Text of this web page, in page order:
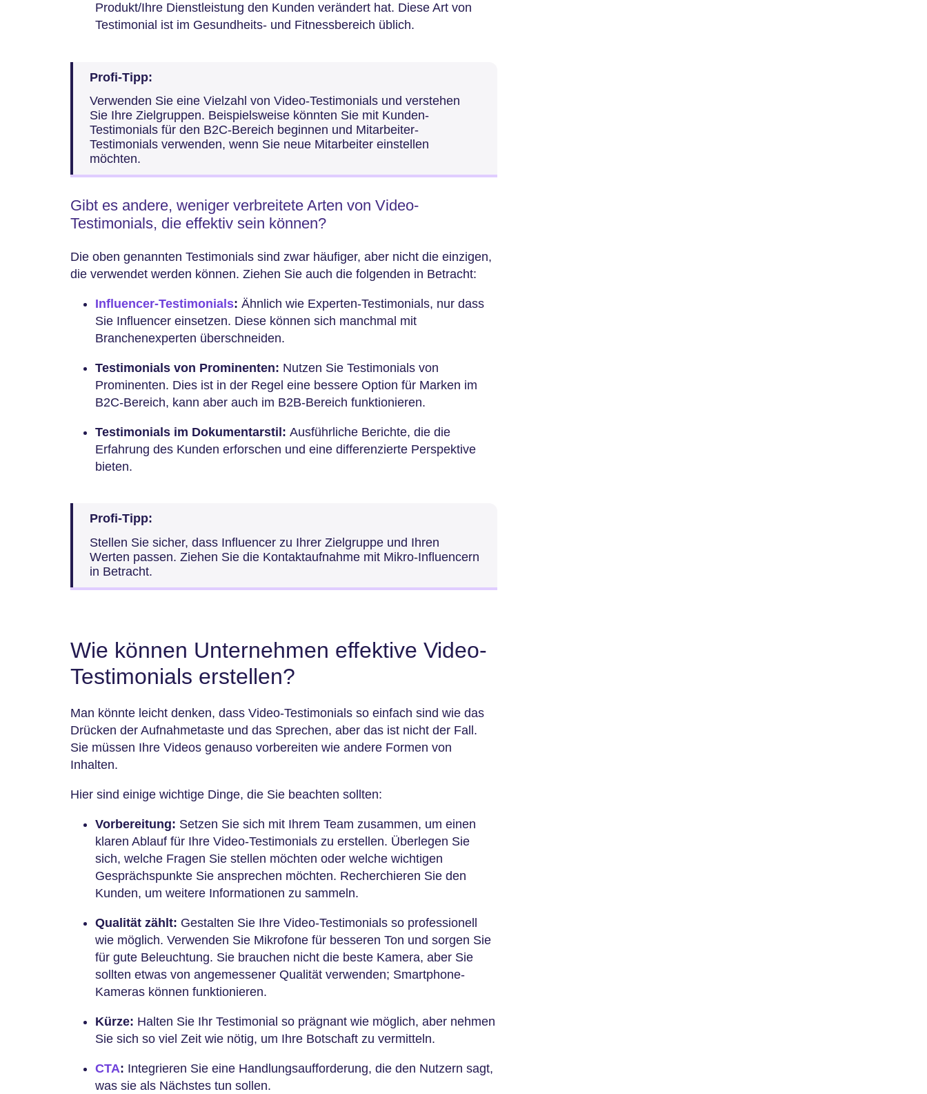
Produkt/Ihre Dienstleistung den Kunden verändert hat. Diese Art von
Testimonial ist im Gesundheits- und Fitnessbereich üblich.
Profi-Tipp:
Verwenden Sie eine Vielzahl von Video-Testimonials und verstehen
Sie Ihre Zielgruppen. Beispielsweise könnten Sie mit Kunden-
Testimonials für den B2C-Bereich beginnen und Mitarbeiter-
Testimonials verwenden, wenn Sie neue Mitarbeiter einstellen
möchten.
Gibt es andere, weniger verbreitete Arten von Video-
Testimonials, die effektiv sein können?
Die oben genannten Testimonials sind zwar häufiger, aber nicht die einzigen,
die verwendet werden können. Ziehen Sie auch die folgenden in Betracht:
Influencer-Testimonials: Ähnlich wie Experten-Testimonials, nur dass
Sie Influencer einsetzen. Diese können sich manchmal mit
Branchenexperten überschneiden.
Testimonials von Prominenten: Nutzen Sie Testimonials von
Prominenten. Dies ist in der Regel eine bessere Option für Marken im
B2C-Bereich, kann aber auch im B2B-Bereich funktionieren.
Testimonials im Dokumentarstil: Ausführliche Berichte, die die
Erfahrung des Kunden erforschen und eine differenzierte Perspektive
bieten.
Profi-Tipp:
Stellen Sie sicher, dass Influencer zu Ihrer Zielgruppe und Ihren
Werten passen. Ziehen Sie die Kontaktaufnahme mit Mikro-Influencern
in Betracht.
Wie können Unternehmen effektive Video-
Testimonials erstellen?
Man könnte leicht denken, dass Video-Testimonials so einfach sind wie das
Drücken der Aufnahmetaste und das Sprechen, aber das ist nicht der Fall.
Sie müssen Ihre Videos genauso vorbereiten wie andere Formen von
Inhalten.
Hier sind einige wichtige Dinge, die Sie beachten sollten:
Vorbereitung: Setzen Sie sich mit Ihrem Team zusammen, um einen
klaren Ablauf für Ihre Video-Testimonials zu erstellen. Überlegen Sie
sich, welche Fragen Sie stellen möchten oder welche wichtigen
Gesprächspunkte Sie ansprechen möchten. Recherchieren Sie den
Kunden, um weitere Informationen zu sammeln.
Qualität zählt: Gestalten Sie Ihre Video-Testimonials so professionell
wie möglich. Verwenden Sie Mikrofone für besseren Ton und sorgen Sie
für gute Beleuchtung. Sie brauchen nicht die beste Kamera, aber Sie
sollten etwas von angemessener Qualität verwenden; Smartphone-
Kameras können funktionieren.
Kürze: Halten Sie Ihr Testimonial so prägnant wie möglich, aber nehmen
Sie sich so viel Zeit wie nötig, um Ihre Botschaft zu vermitteln.
CTA: Integrieren Sie eine Handlungsaufforderung, die den Nutzern sagt,
was sie als Nächstes tun sollen.